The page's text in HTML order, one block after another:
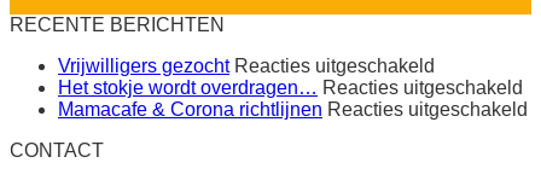
RECENTE BERICHTEN
Vrijwilligers gezocht Reacties uitgeschakeld
Vrijwilligers
gezocht
Het stokje wordt overdragen… Reacties uitgeschakeld
Mamacafe & Corona richtlijnen Reacties uitgeschakeld
CONTACT